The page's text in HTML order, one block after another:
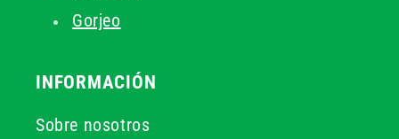
Gorjeo
INFORMACIÓN
Sobre nosotros